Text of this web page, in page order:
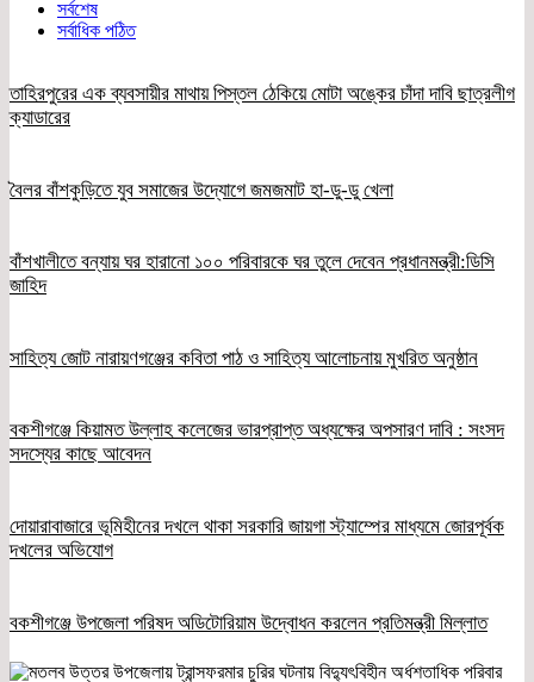
সর্বশেষ
সর্বাধিক পঠিত
তাহিরপুরের এক ব্যবসায়ীর মাথায় পিস্তল ঠেকিয়ে মোটা অঙ্কের চাঁদা দাবি ছাত্রলীগ
ক্যাডারের
বৈলর বাঁশকুড়িতে যুব সমাজের উদ্যোগে জমজমাট হা-ডু-ডু খেলা
বাঁশখালীতে বন্যায় ঘর হারানো ১০০ পরিবারকে ঘর তুলে দেবেন প্রধানমন্ত্রী:ডিসি
জাহিদ
সাহিত্য জোট নারায়ণগঞ্জের কবিতা পাঠ ও সাহিত্য আলোচনায় মুখরিত অনুষ্ঠান
বকশীগঞ্জে কিয়ামত উল্লাহ কলেজের ভারপ্রাপ্ত অধ্যক্ষের অপসারণ দাবি : সংসদ
সদস্যের কাছে আবেদন
দোয়ারাবাজারে ভূমিহীনের দখলে থাকা সরকারি জায়গা স্ট্যাম্পের মাধ্যমে জোরপূর্বক
দখলের অভিযোগ
বকশীগঞ্জে উপজেলা পরিষদ অডিটোরিয়াম উদ্বোধন করলেন প্রতিমন্ত্রী মিল্লাত